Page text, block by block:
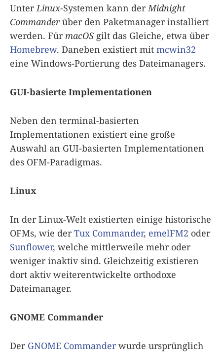
UnterLinux-Systemen kann derMidnight
Commanderüber den Paketmanager installiert
werden. Für macOS gilt das Gleiche, etwa über
Homebrew. Daneben existiert mit mcwin32
eine Windows-Portierung des Dateimanagers.
GUI-basierte Implementationen
Neben den terminal-basierten
Implementationen existiert eine große
Auswahl an GUI-basierten Implementationen
des OFM-Paradigmas.
Linux
In der Linux-Welt existierten einige historische
OFMs, wie derTux Commander, emelFM2 oder
Sunflower, welche mittlerweile mehr oder
weniger inaktiv sind. Gleichzeitig existieren
dort aktiv weiterentwickelte orthodoxe
Dateimanager.
GNOME Commander
Der GNOME Commanderwurde ursprünglich